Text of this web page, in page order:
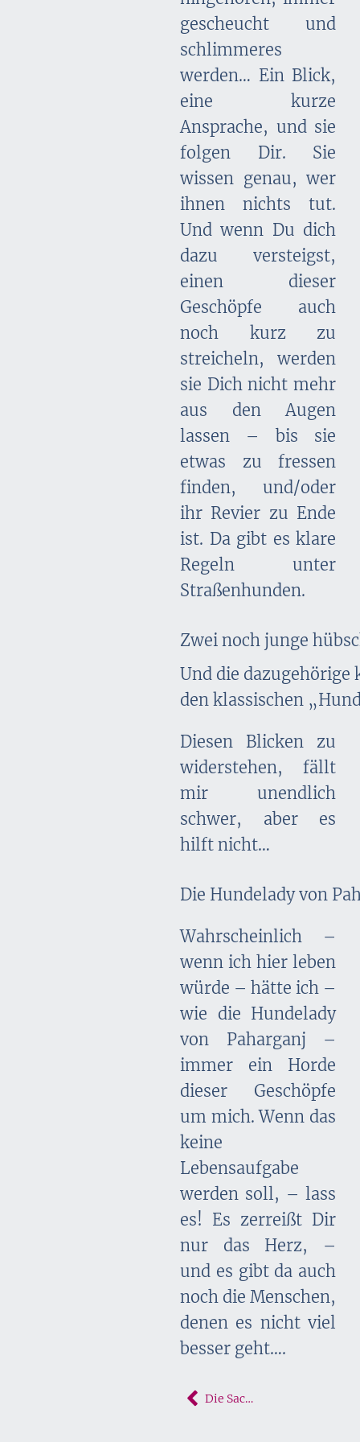
gescheucht und
schlimmeres
werden… Ein Blick,
eine kurze
Ansprache, und sie
folgen Dir. Sie
wissen genau, wer
ihnen nichts tut.
Und wenn Du dich
dazu versteigst,
einen dieser
Geschöpfe auch
noch kurz zu
streicheln, werden
sie Dich nicht mehr
aus den Augen
lassen – bis sie
etwas zu fressen
finden, und/oder
ihr Revier zu Ende
ist. Da gibt es klare
Regeln unter
Straßenhunden.
Zwei noch junge
Und die
den klassischen
Diesen Blicken zu
widerstehen, fällt
mir unendlich
schwer, aber es
hilft nicht…
Die Hundelady von
Wahrscheinlich –
wenn ich hier leben
würde – hätte ich –
wie die Hundelady
von Paharganj –
immer ein Horde
dieser Geschöpfe
um mich. Wenn das
keine
Lebensaufgabe
werden soll, – lass
es! Es zerreißt Dir
nur das Herz, –
und es gibt da auch
noch die Menschen,
denen es nicht viel
besser geht….
Die Sache mit den Regenschirmen in Singapur und Taiwan